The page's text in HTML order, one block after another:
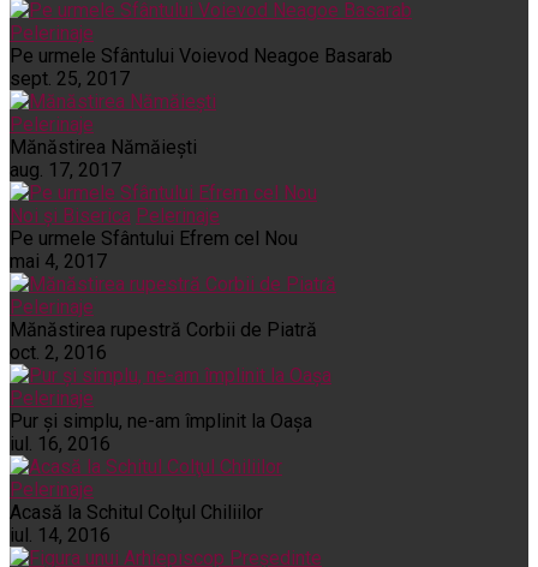
Pelerinaje
Pe urmele Sfântului Voievod Neagoe Basarab
sept. 25, 2017
Pelerinaje
Mănăstirea Nămăiești
aug. 17, 2017
Noi și Biserica Pelerinaje
Pe urmele Sfântului Efrem cel Nou
mai 4, 2017
Pelerinaje
Mănăstirea rupestră Corbii de Piatră
oct. 2, 2016
Pelerinaje
Pur şi simplu, ne-am împlinit la Oaşa
iul. 16, 2016
Pelerinaje
Acasă la Schitul Colţul Chiliilor
iul. 14, 2016